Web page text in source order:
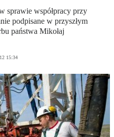
sprawie współpracy przy
podpisane w przyszłym
państwa Mikołaj
15:34